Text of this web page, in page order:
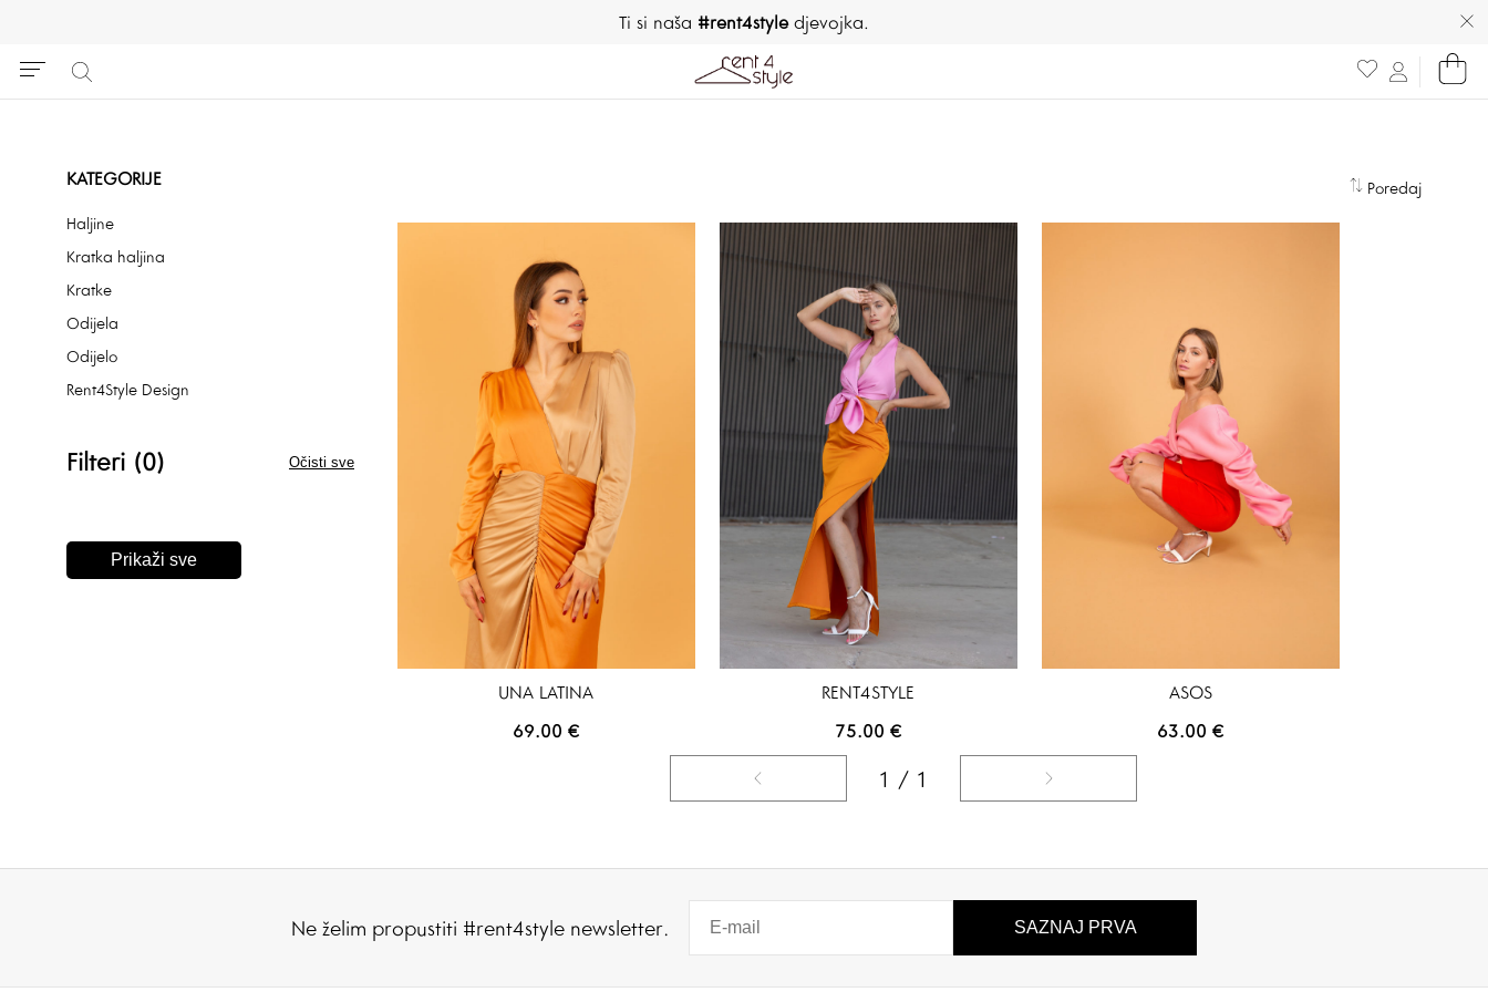
Ti si naša #rent4styledjevojka.
KATEGORIJE
Haljine
Kratka haljina
Kratke
Odijela
Odijelo
Rent4Style Design
Filteri (0) Očisti sve
Prikaži sve
Poredaj
UNA LATINA
69.00€
RENT4STYLE
75.00€
ASOS
63.00€
1 / 1
Ne želim propustiti #rent4style newsletter.